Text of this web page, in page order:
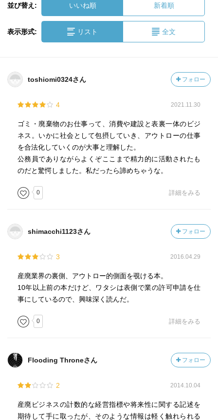
並び替え: いいね順 新着順
表示形式: リスト 全文
toshiomi0324さん フォロー
4 2021.11.30
ゴミ・廃棄物のお仕事って、消費や建設と表裏一体のビジ
ネス。いかに社会として包摂していき、アウトローの仕事
を合法化していくのが大事と理解した。
公務員でありながらよくぞここまで精力的に活動されたも
のだと驚愕しました。私だったら諦めちゃうな。
0 詳細をみる
shimacchi1123さん フォロー
3 2016.04.29
産廃業界の裏側、アウトロー的側面を覗ける本。
10年以上前の本だけど、ワタシは表側で業の許可申請を仕
事にしているので、興味深く読んだ。
0 詳細をみる
Flooding Throneさん フォロー
2 2014.10.04
産廃ビジネスの計数的な経営指標や将来性に関する記述を
期待して手に取ったが、そのような情報は軽く触れられる